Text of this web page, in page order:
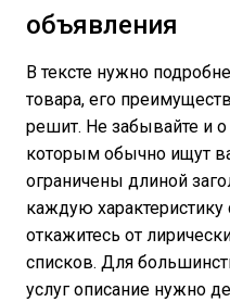
объявления
В тексте нужно
товара, его
решит. Не забывайте и
которым обычно ищут
ограничены длиной
каждую
откажитесь от
списков. Для
услуг описание нужно